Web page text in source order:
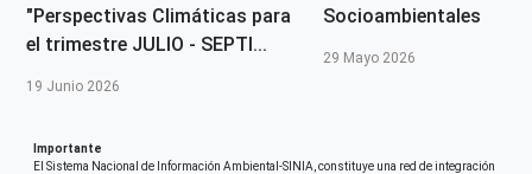
"Perspectivas Climáticas para
el trimestre JULIO - SEPTI...
19 Junio 2026
Socioambientales
29 Mayo 2026
Importante
El Sistema Nacional de Información Ambiental-SINIA, constituye una red de integración